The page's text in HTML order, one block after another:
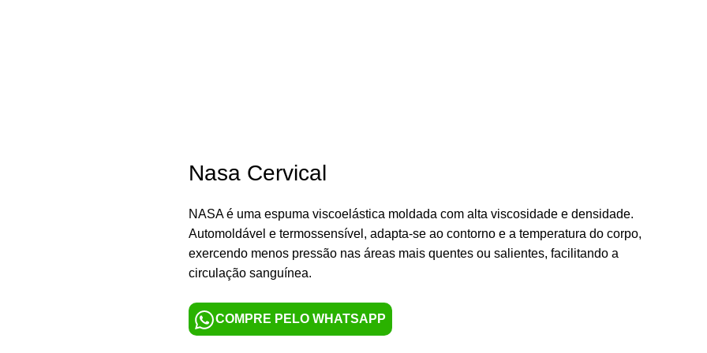
Nasa Cervical
NASA é uma espuma viscoelástica moldada com alta viscosidade e densidade.
Automoldável e termossensível, adapta-se ao contorno e a temperatura do corpo,
exercendo menos pressão nas áreas mais quentes ou salientes, facilitando a
circulação sanguínea.
COMPRE PELO WHATSAPP